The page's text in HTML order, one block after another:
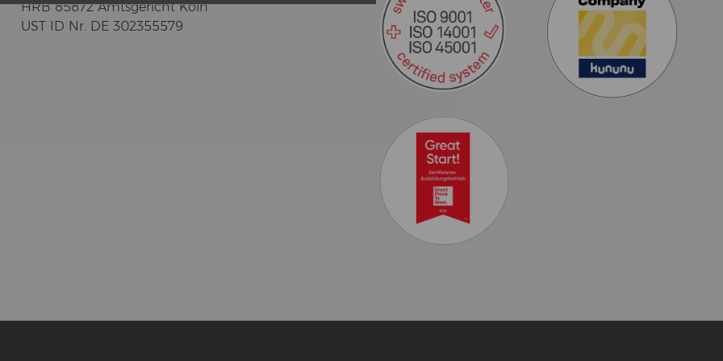
HRB 85872 Amts­ge­richt Köln
UST ID Nr. DE 302355579